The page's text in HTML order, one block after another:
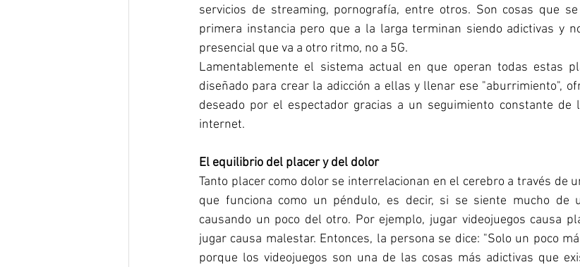
servicios de streaming, pornografía, entre otros. Son cosas que
primera instancia pero que a la larga terminan siendo adictivas y
presencial que va a otro ritmo, no a 5G.
Lamentablemente el sistema actual en que operan todas estas
diseñado para crear la adicción a ellas y llenar ese "aburrimiento",
deseado por el espectador gracias a un seguimiento constante de
internet.
El equilibrio del placer y del dolor
Tanto placer como dolor se interrelacionan en el cerebro a través de
que funciona como un péndulo, es decir, si se siente mucho de
causando un poco del otro. Por ejemplo, jugar videojuegos causa
jugar causa malestar. Entonces, la persona se dice: "Solo un poco
porque los videojuegos son una de las cosas más adictivas que